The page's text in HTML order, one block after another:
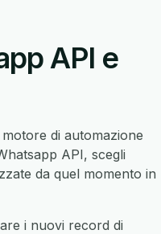
API e
di automazione
API, scegli
da quel momento in
i nuovi record di